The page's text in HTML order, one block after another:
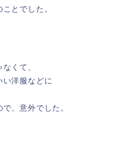
とでした。
くて、
い洋服などに
、意外でした。